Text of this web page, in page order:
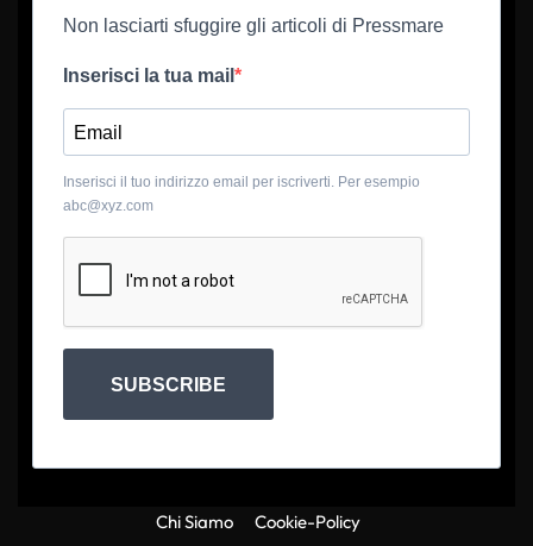
Non lasciarti sfuggire gli articoli di Pressmare
Inserisci la tua mail
Inserisci il tuo indirizzo email per iscriverti. Per esempio
abc@xyz.com
SUBSCRIBE
Chi Siamo Cookie-Policy